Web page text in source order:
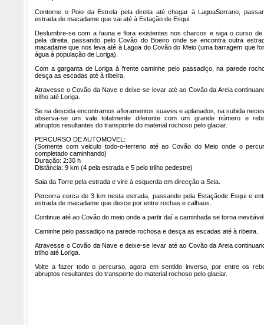
Contorne o Poio da Estrela pela direita até chegar à LagoaSerrano,
estrada de macadame que vai até à Estação de Esqui.
Deslumbre-se com a fauna e flora existentes nos charcos e siga o curso de
pela direita, passando pelo Covão do Boeiro onde se encontra outra
macadame que nos leva até à Lagoa do Covão do Meio (uma barragem que
água à população de Loriga).
Com a garganta de Loriga à frente caminhe pelo passadiço, na parede
desça as escadas até à ribeira.
Atravesse o Covão da Nave e deixe-se levar até ao Covão da Areia
trilho até Loriga.
Se na descida encontramos afloramentos suaves e aplanados, na subida
observa-se um vale totalmente diferente com um grande número e
abruptos resultantes do transporte do material rochoso pelo glaciar.
PERCURSO DE AUTOMOVEL:
(Somente com veiculo todo-o-terreno até ao Covão do Meio onde o
completado caminhando)
Duração: 2:30 h
Distância: 9 km (4 pela estrada e 5 pelo trilho pedestre)
Saia da Torre pela estrada e vire à esquerda em direcção a Seia.
Percorra cerca de 3 km nesta estrada, passando pela Estaçãode Esqui e
estrada de macadame que desce por entre rochas e calhaus.
Continue até ao Covão do meio onde a partir daí a caminhada se torna
Caminhe pelo passadiço na parede rochosa e desça as escadas até à ribeira.
Atravesse o Covão da Nave e deixe-se levar até ao Covão da Areia
trilho até Loriga.
Volte a fazer todo o percurso, agora em sentido inverso, por entre os
abruptos resultantes do transporte do material rochoso pelo glaciar.